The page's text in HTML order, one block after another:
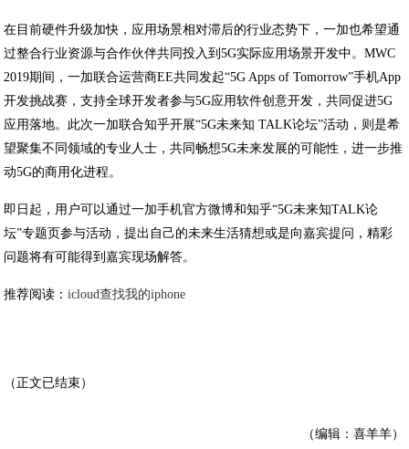
在目前硬件升级加快，应用场景相对滞后的行业态势下，一加也希望通
过整合行业资源与合作伙伴共同投入到5G实际应用场景开发中。MWC
2019期间，一加联合运营商EE共同发起“5G Apps of Tomorrow”手机App
开发挑战赛，支持全球开发者参与5G应用软件创意开发，共同促进5G
应用落地。此次一加联合知乎开展“5G未来知 TALK论坛”活动，则是希
望聚集不同领域的专业人士，共同畅想5G未来发展的可能性，进一步推
动5G的商用化进程。
即日起，用户可以通过一加手机官方微博和知乎“5G未来知TALK论
坛”专题页参与活动，提出自己的未来生活猜想或是向嘉宾提问，精彩
问题将有可能得到嘉宾现场解答。
推荐阅读：icloud查找我的iphone
（正文已结束）
（编辑：喜羊羊）